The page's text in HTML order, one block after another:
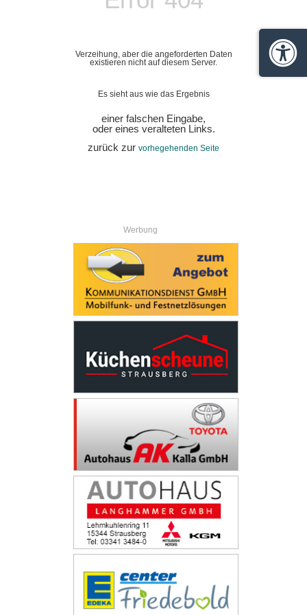
Verzeihung, aber die angeforderten Daten
existieren nicht auf diesem Server.
Es sieht aus wie das Ergebnis
einer falschen Eingabe,
oder eines veralteten Links.
zurück zur vorhegehenden Seite
Werbung